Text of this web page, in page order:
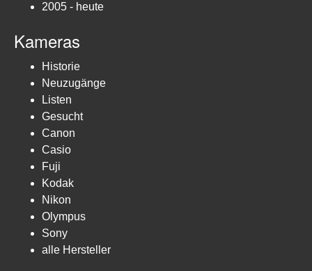
2005 - heute
Kameras
Historie
Neuzugänge
Listen
Gesucht
Canon
Casio
Fuji
Kodak
Nikon
Olympus
Sony
alle Hersteller